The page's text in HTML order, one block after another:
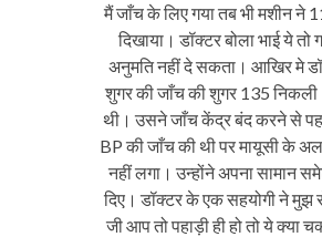
मैं जाँच के लिए गया तब भी मशीन ने
दिखाया। डॉक्टर बोला भाई ये तो
अनुमति नहीं दे सकता। आखिर मे
शुगर की जाँच की शुगर 135
थी। उसने जाँच केंद्र बंद करने से
BP की जाँच की थी पर मायूसी के
नहीं लगा। उन्होंने अपना सामान
दिए। डॉक्टर के एक सहयोगी ने मुझ
जी आप तो पहाड़ी ही हो तो ये क्या